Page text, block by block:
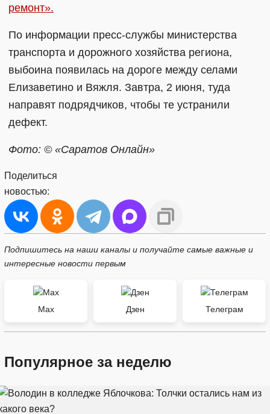
ремонт».
По информации пресс-службы министерства
транспорта и дорожного хозяйства региона,
выбоина появилась на дороге между селами
Елизаветино и Вяжля. Завтра, 2 июня, туда
направят подрядчиков, чтобы те устранили
дефект.
Фото: © «Саратов Онлайн»
Поделиться
новостью:
Подпишитесь на наши каналы и получайте самые важные и
интересные новости первым
Max Дзен Телеграм
Популярное за неделю